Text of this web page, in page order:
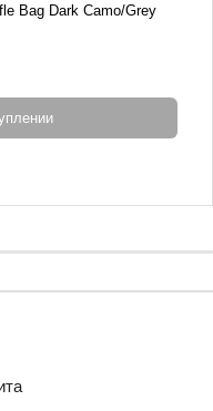
Bag Dark Camo/Grey